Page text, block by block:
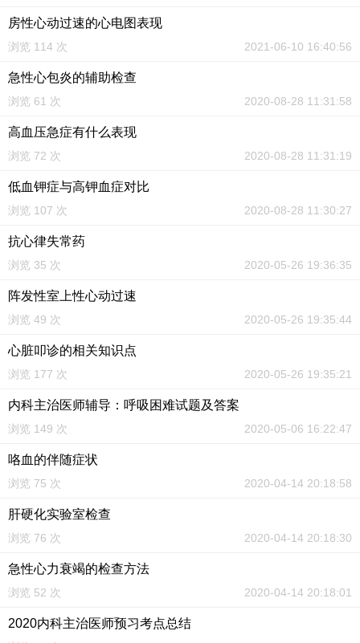
房性心动过速的心电图表现
浏览 114 次 2021-06-10 16:40:56
急性心包炎的辅助检查
浏览 61 次 2020-08-28 11:31:58
高血压急症有什么表现
浏览 72 次 2020-08-28 11:31:19
低血钾症与高钾血症对比
浏览 107 次 2020-08-28 11:30:27
抗心律失常药
浏览 35 次 2020-05-26 19:36:35
阵发性室上性心动过速
浏览 49 次 2020-05-26 19:35:44
心脏叩诊的相关知识点
浏览 177 次 2020-05-26 19:35:21
内科主治医师辅导：呼吸困难试题及答案
浏览 149 次 2020-05-06 16:22:47
咯血的伴随症状
浏览 75 次 2020-04-14 20:18:58
肝硬化实验室检查
浏览 76 次 2020-04-14 20:18:30
急性心力衰竭的检查方法
浏览 52 次 2020-04-14 20:18:01
2020内科主治医师预习考点总结